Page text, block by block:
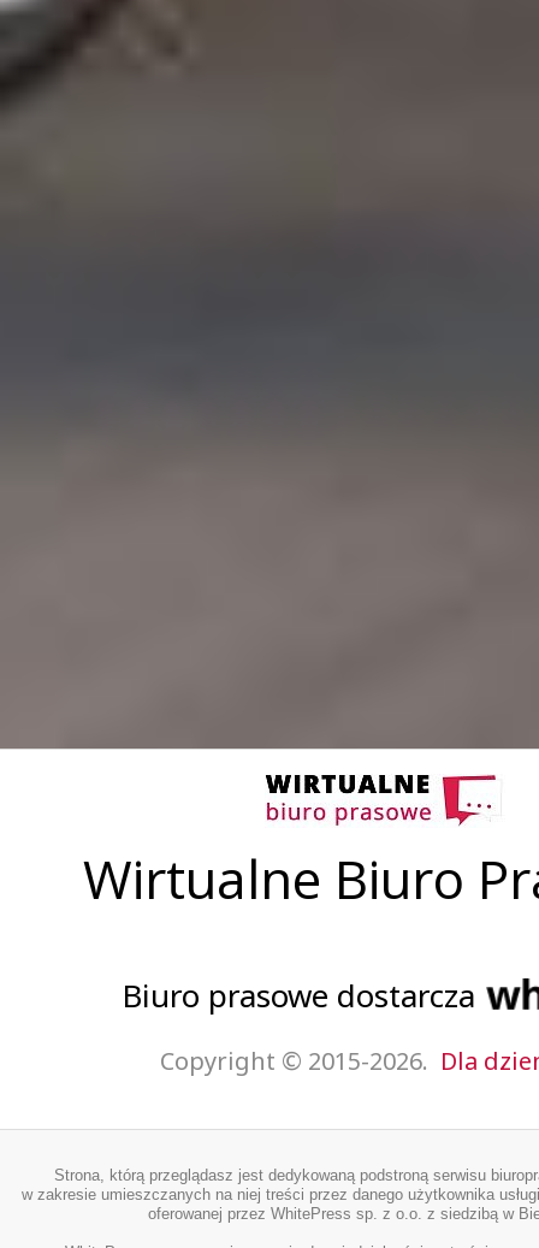
Wirtualne Biuro
Biuro prasowe dostarcza
Copyright © 2015-2026. Dla
Strona, którą przeglądasz jest dedykowaną podstroną serwisu
w zakresie umieszczanych na niej treści przez danego użytkownika
oferowanej przez WhitePress sp. z o.o. z siedzibą w